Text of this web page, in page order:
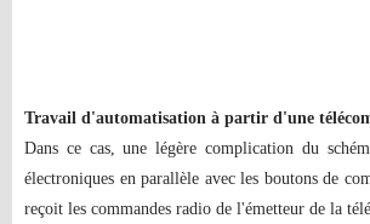
Travail d'automatisation à partir d'une
Dans ce cas, une légère complication du
électroniques en parallèle avec les boutons de
reçoit les commandes radio de l'émetteur de la